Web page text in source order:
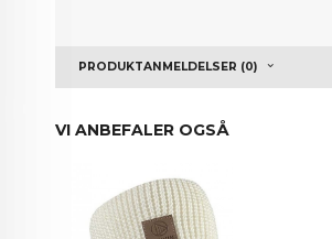
PRODUKTANMELDELSER (0)
VI ANBEFALER OGSÅ